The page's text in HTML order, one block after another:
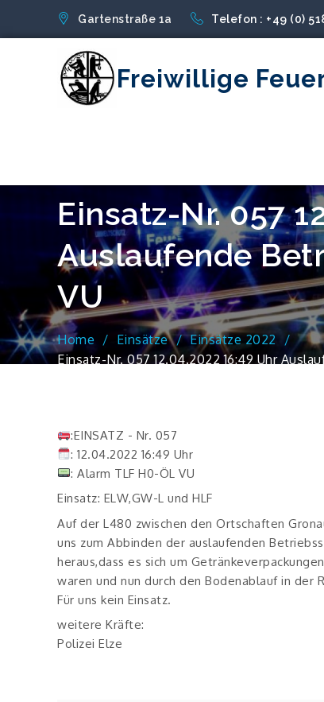
Gartenstraße 1a Telefon : +49 (0)
Freiwillige
Einsatz-Nr. 057
Auslaufende
VU
Home Einsätze
Einsätze 2022
Einsatz-Nr. 057 12.04.2022 16:49 Uhr
:EINSATZ - Nr. 057
: 12.04.2022 16:49 Uhr
: Alarm TLF H0-ÖL VU
Einsatz: ELW,GW-L und HLF
Auf der L480 zwischen den Ortschaften
uns zum Abbinden der auslaufenden
heraus,dass es sich um
waren und nun durch den Bodenablauf in der
Für uns kein Einsatz.
weitere Kräfte:
Polizei Elze